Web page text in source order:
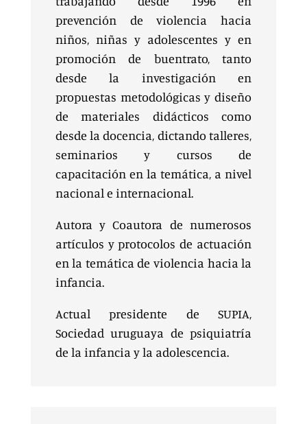
prevención de violencia hacia
niños, niñas y adolescentes y en
promoción de buentrato, tanto
desde la investigación en
propuestas metodológicas y diseño
de materiales didácticos como
desde la docencia, dictando talleres,
seminarios y cursos de
capacitación en la temática, a nivel
nacional e internacional.
Autora y Coautora de numerosos
artículos y protocolos de actuación
en la temática de violencia hacia la
infancia.
Actual presidente de SUPIA,
Sociedad uruguaya de psiquiatría
de la infancia y la adolescencia.